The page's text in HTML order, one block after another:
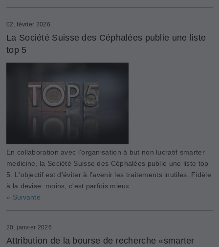
02. février 2026
La Société Suisse des Céphalées publie une liste
top 5
En collaboration avec l'organisation à but non lucratif smarter
medicine, la Société Suisse des Céphalées publie une liste top
5. L'objectif est d'éviter à l'avenir les traitements inutiles. Fidèle
à la devise: moins, c'est parfois mieux.
» Suivante
20. janvier 2026
Attribution de la bourse de recherche «smarter